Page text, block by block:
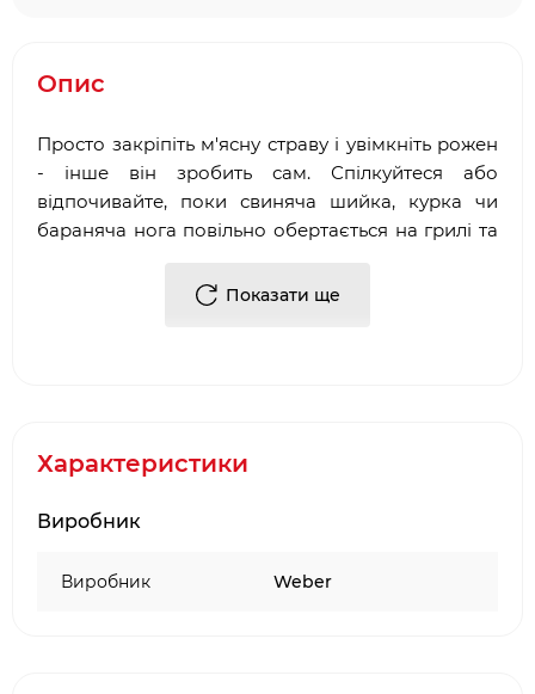
Опис
Просто закріпіть м'ясну страву і увімкніть рожен
- інше він зробить сам. Спілкуйтеся або
відпочивайте, поки свиняча шийка, курка чи
бараняча нога повільно обертається на грилі та
подасте чудове соковите м'ясо до столу!
Показати ще
Характеристики
Виробник
Виробник Weber